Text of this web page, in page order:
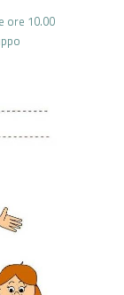
ore 10.00